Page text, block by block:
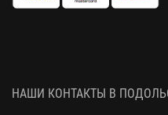
НАШИ КОНТАКТЫ В